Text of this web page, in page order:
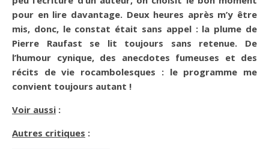
pour en lire davantage. Deux heures après m’y être
mis, donc, le constat était sans appel : la plume de
Pierre Raufast se lit toujours sans retenue. De
l’humour cynique, des anecdotes fumeuses et des
récits de vie rocambolesques : le programme me
convient toujours autant !
Voir aussi :
Autres critiques :